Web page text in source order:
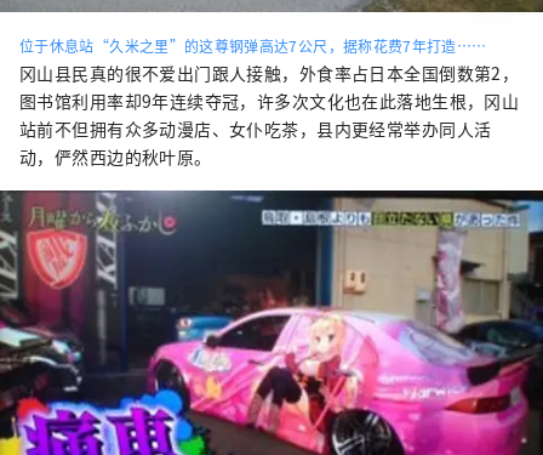
位于休息站“久米之里”的这尊钢弹高达7公尺，据称花费7年打造……
冈山县民真的很不爱出门跟人接触，外食率占日本全国倒数第2，
图书馆利用率却9年连续夺冠，许多次文化也在此落地生根，冈山
站前不但拥有众多动漫店、女仆吃茶，县内更经常举办同人活
动，俨然西边的秋叶原。